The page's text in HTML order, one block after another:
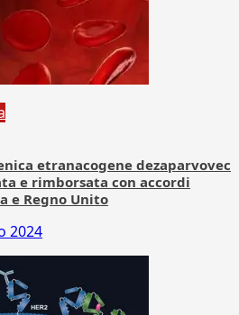
etranacogene dezaparvovec
e rimborsata con accordi
e Regno Unito
2024